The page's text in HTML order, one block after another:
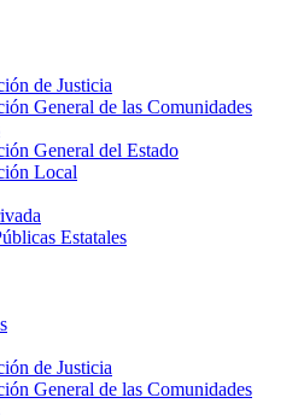
de Justicia
General de las Comunidades
General del Estado
Local
Estatales
de Justicia
General de las Comunidades